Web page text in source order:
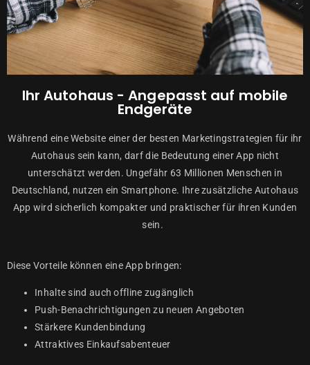
Ihr Autohaus - Angepasst auf mobile
Endgeräte
Während eine Website einer der besten Marketingstrategien für ihr
Autohaus sein kann, darf die Bedeutung einer App nicht
unterschätzt werden. Ungefähr 63 Millionen Menschen in
Deutschland, nutzen ein Smartphone. Ihre zusätzliche Autohaus
App wird sicherlich kompakter und praktischer für ihren Kunden
sein.
Diese Vorteile können eine App bringen:
Inhalte sind auch offline zugänglich
Push-Benachrichtigungen zu neuen Angeboten
Stärkere Kundenbindung
Attraktives Einkaufsabenteuer